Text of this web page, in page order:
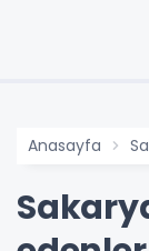
Anasayfa